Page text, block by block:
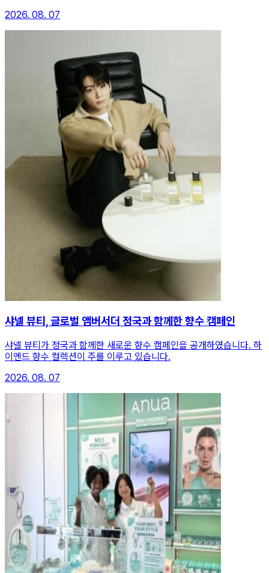
2026. 08. 07
샤넬 뷰티, 글로벌 앰버서더 정국과 함께한 향수 캠페인
샤넬 뷰티가 정국과 함께한 새로운 향수 캠페인을 공개하였습니다. 하
이엔드 향수 컬렉션이 주를 이루고 있습니다.
2026. 08. 07